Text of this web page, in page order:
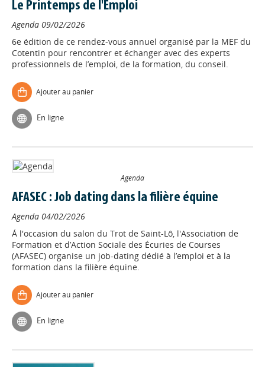
Le Printemps de l'Emploi
Agenda 09/02/2026
6e édition de ce rendez-vous annuel organisé par la MEF du
Cotentin pour rencontrer et échanger avec des experts
professionnels de l’emploi, de la formation, du conseil.
Ajouter au panier
En ligne
Agenda
AFASEC : Job dating dans la filière équine
Agenda 04/02/2026
Á l'occasion du salon du Trot de Saint-Lô, l'Association de
Formation et d’Action Sociale des Écuries de Courses
(AFASEC) organise un job-dating dédié à l’emploi et à la
formation dans la filière équine.
Ajouter au panier
En ligne